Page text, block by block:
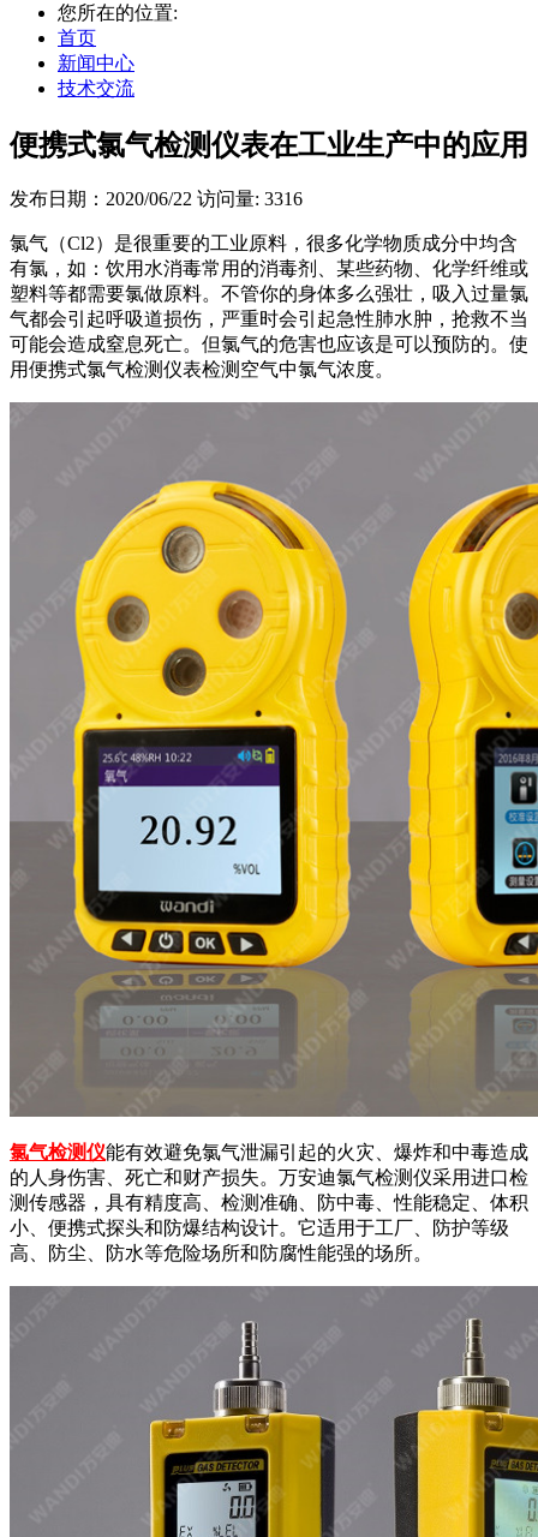
您所在的位置:
首页
新闻中心
技术交流
便携式氯气检测仪表在工业生产中的应用
发布日期：2020/06/22 访问量: 3316
氯气（Cl2）是很重要的工业原料，很多化学物质成分中均含
有氯，如：饮用水消毒常用的消毒剂、某些药物、化学纤维或
塑料等都需要氯做原料。不管你的身体多么强壮，吸入过量氯
气都会引起呼吸道损伤，严重时会引起急性肺水肿，抢救不当
可能会造成窒息死亡。但氯气的危害也应该是可以预防的。使
用便携式氯气检测仪表检测空气中氯气浓度。
氯气检测仪能有效避免氯气泄漏引起的火灾、爆炸和中毒造成
的人身伤害、死亡和财产损失。万安迪氯气检测仪采用进口检
测传感器，具有精度高、检测准确、防中毒、性能稳定、体积
小、便携式探头和防爆结构设计。它适用于工厂、防护等级
高、防尘、防水等危险场所和防腐性能强的场所。